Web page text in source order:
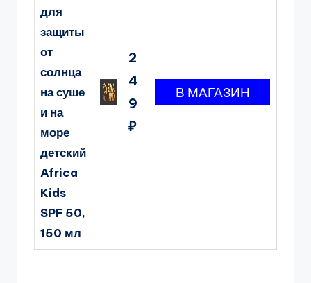
для
защиты
от
солнца
на суше
и на
море
детский
Africa
Kids
SPF 50,
150 мл
2
4
9
₽